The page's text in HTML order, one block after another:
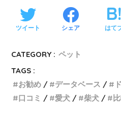
ツイート シェア はて
CATEGORY : ペット
TAGS :
お勧め
データベース
口コミ
愛犬 柴犬